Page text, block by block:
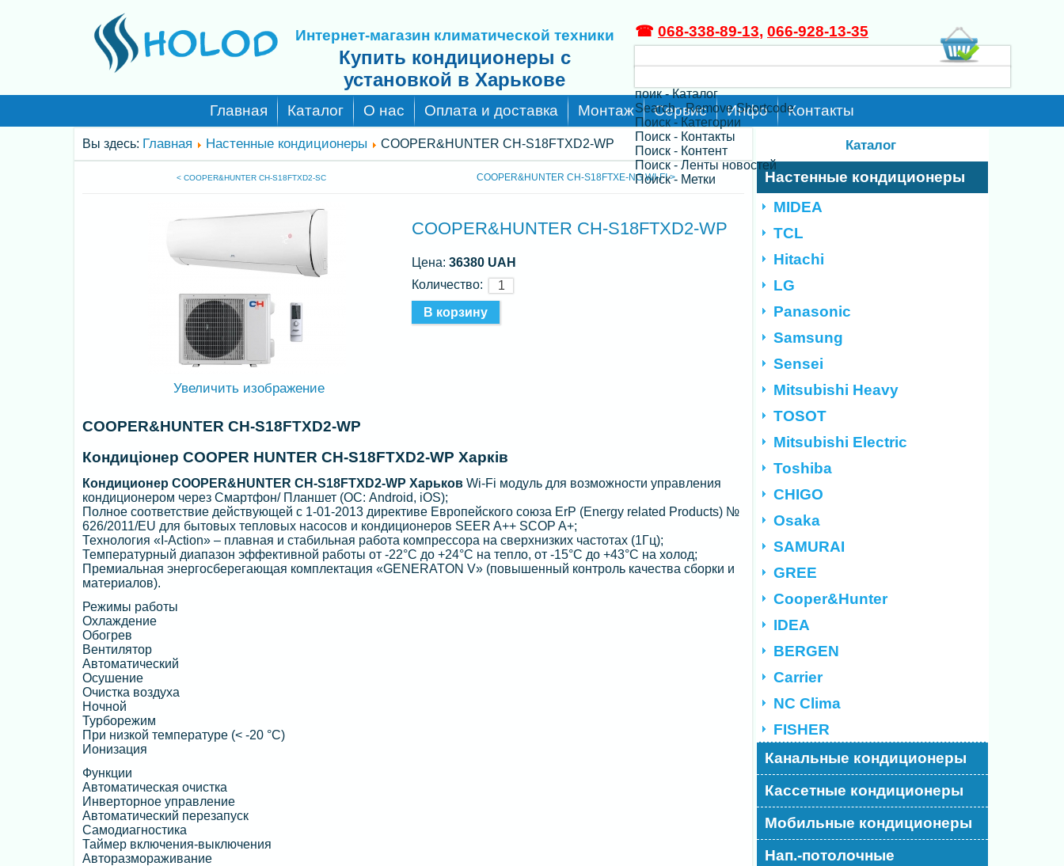
Интернет-магазин климатической техники
Купить кондиционеры с
установкой в Харькове
поик - Каталог
Search - Remove Shortcode
Поиск - Категории
Поиск - Контакты
Поиск - Контент
Поиск - Ленты новостей
Поиск - Метки
☎ 068-338-89-13, 066-928-13-35
Главная Каталог О нас Оплата и доставка Монтаж Сервис Инфо Контакты
Вы здесь: Главная Настенные кондиционеры COOPER&HUNTER CH-S18FTXD2-WP
< COOPER&HUNTER CH-S18FTXD2-SC COOPER&HUNTER CH-S18FTXE-NG WI-FI >
Увеличить изображение
COOPER&HUNTER CH-S18FTXD2-WP
Цена:36380 UAH
Количество:
COOPER&HUNTER CH-S18FTXD2-WP
Кондиціонер COOPER HUNTER CH-S18FTXD2-WP Харків
Кондиционер COOPER&HUNTER CH-S18FTXD2-WP Харьков Wi-Fi модуль для возможности управления
кондиционером через Смартфон/ Планшет (ОС: Android, iOS);
Полное соответствие действующей c 1-01-2013 директиве Европейского союза ErP (Energy related Products) №
626/2011/EU для бытовых тепловых насосов и кондиционеров SEER A++ SCOP A+;
Технология «I-Action» – плавная и стабильная работа компрессора на сверхнизких частотах (1Гц);
Температурный диапазон эффективной работы от -22°C до +24°C на тепло, от -15°C до +43°C на холод;
Премиальная энергосберегающая комплектация «GENERATON V» (повышенный контроль качества сборки и
материалов).
Режимы работы
Охлаждение
Обогрев
Вентилятор
Автоматический
Осушение
Очистка воздуха
Ночной
Турборежим
При низкой температуре (< -20 °C)
Ионизация
Функции
Автоматическая очистка
Инверторное управление
Автоматический перезапуск
Cамодиагностика
Таймер включения-выключения
Авторазмораживание
Каталог
Настенные кондиционеры
MIDEA
TCL
Hitachi
LG
Panasonic
Samsung
Sensei
Mitsubishi Heavy
TOSOT
Mitsubishi Electric
Toshiba
CHIGO
Osaka
SAMURAI
GREE
Cooper&Hunter
IDEA
BERGEN
Carrier
NC Clima
FISHER
Канальные кондиционеры
Кассетные кондиционеры
Мобильные кондиционеры
Нап.-потолочные